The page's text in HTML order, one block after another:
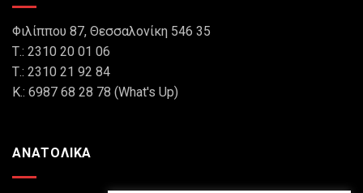
Φιλίππου 87, Θεσσαλονίκη 546 35
Τ.: 2310 20 01 06
Τ.: 2310 21 92 84
Κ.: 6987 68 28 78 (What's Up)
ΑΝΑΤΟΛΙΚΑ